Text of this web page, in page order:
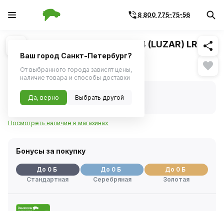
8 800 775-75-56
1/1 Похожие
Радиатор интеркулера 65224 (LUZAR) LRIC
07652
Нет в наличии
Нет в наличии
Код товара:81100
Артикул:lric07652
Посмотреть наличие в магазинах
Бонусы за покупку
До 0 Б
Стандартная
До 0 Б
Серебряная
До 0 Б
Золотая
Ваш город Санкт-Петербург?
От выбранного города зависят цены,
наличие товара и способы доставки
Да, верно Выбрать другой